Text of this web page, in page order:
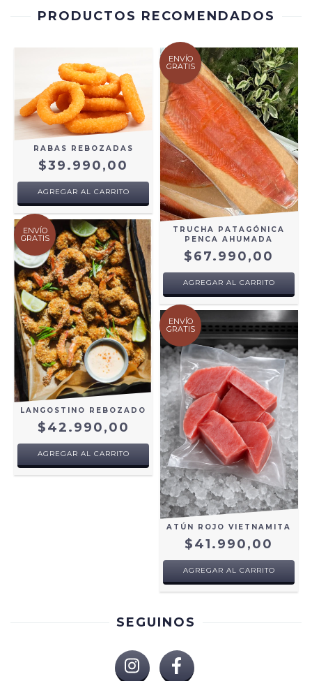
PRODUCTOS RECOMENDADOS
RABAS REBOZADAS
$39.990,00
AGREGAR AL CARRITO
ENVÍO
GRATIS
TRUCHA PATAGÓNICA
PENCA AHUMADA
$67.990,00
AGREGAR AL CARRITO
ENVÍO
GRATIS
LANGOSTINO REBOZADO
$42.990,00
AGREGAR AL CARRITO
ENVÍO
GRATIS
ATÚN ROJO VIETNAMITA
$41.990,00
AGREGAR AL CARRITO
SEGUINOS